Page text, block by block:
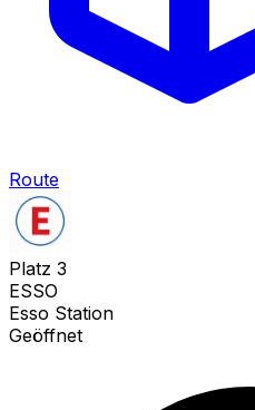
Route
Platz 3
ESSO
Esso Station
Geöffnet